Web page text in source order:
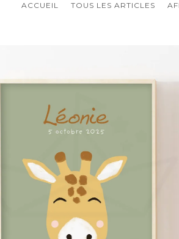
ACCUEIL TOUS LES ARTICLES